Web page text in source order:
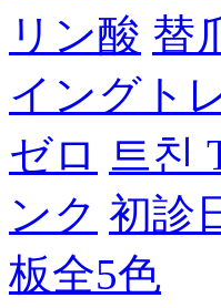
リン酸 替
イングト
ゼロ 트친
ンク 初診
板全5色